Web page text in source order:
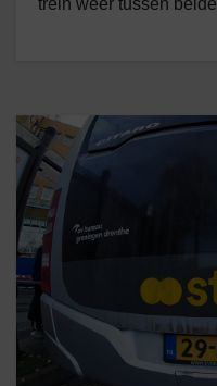
trein weer tussen